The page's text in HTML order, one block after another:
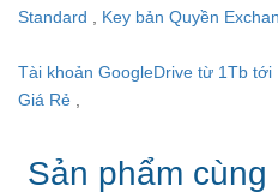
Standard
Key bản Quyền
Tài khoản GoogleDrive từ 1Tb tới
Giá Rẻ
Sản phẩm cùng